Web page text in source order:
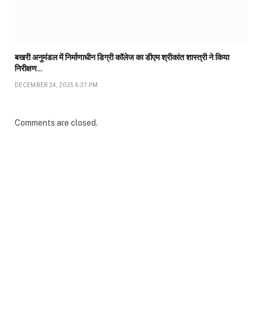
बखरी अनुमंडल में निर्माणाधीन डिग्री कॉलेज का डीएम श्रीकांत शास्त्री ने किया
निरीक्षण…
DECEMBER 24, 2025 6:37 PM
Comments are closed.